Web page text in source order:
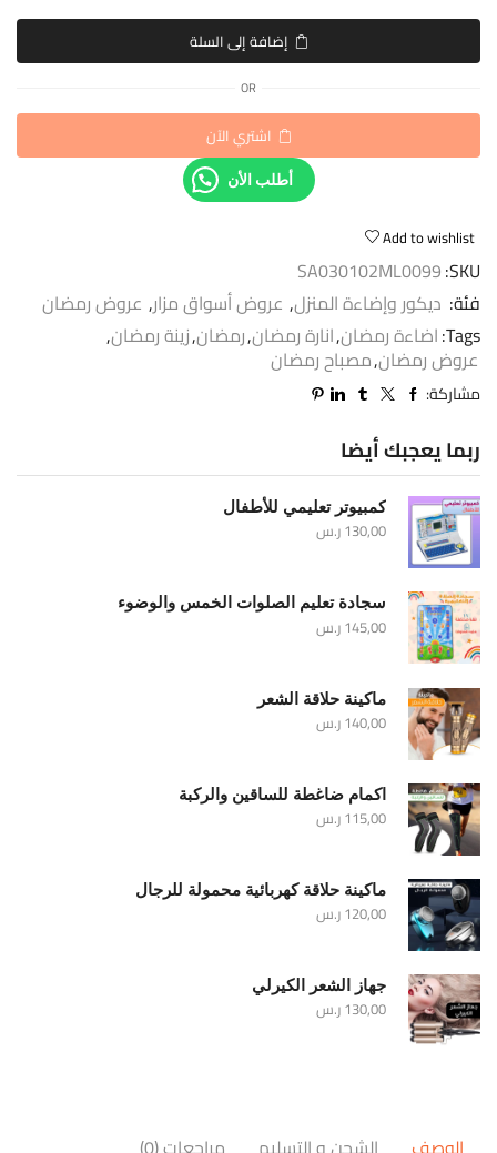
إضافة إلى السلة
OR
اشتري الآن
أطلب الأن
Add to wishlist
SKU:
SA030102ML0099
فئة: ديكور وإضاءة المنزل, عروض أسواق مزار, عروض رمضان
Tags: اضاءة رمضان,انارة رمضان,رمضان,زينة رمضان,
عروض رمضان,مصباح رمضان
مشاركة:
ربما يعجبك أيضا
كمبيوتر تعليمي للأطفال
130,00ر.س
سجادة تعليم الصلوات الخمس والوضوء
145,00ر.س
ماكينة حلاقة الشعر
140,00ر.س
اكمام ضاغطة للساقين والركبة
115,00ر.س
ماكينة حلاقة كهربائية محمولة للرجال
120,00ر.س
جهاز الشعر الكيرلي
130,00ر.س